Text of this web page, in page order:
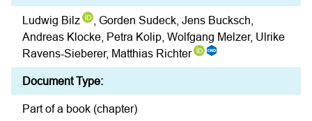
Ludwig Bilz
, Gorden Sudeck, Jens Bucksch,
Andreas Klocke, Petra Kolip, Wolfgang Melzer, Ulrike
Ravens-Sieberer, Matthias Richter
Document Type:
Part of a book (chapter)